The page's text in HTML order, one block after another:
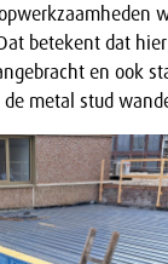
betekent dat
en ook
metal stud